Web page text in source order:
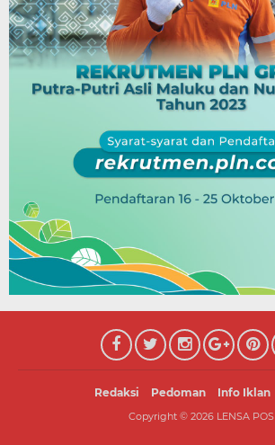
Redaksi Pedoman Info Iklan
Copyright © 2026 LENSA POS